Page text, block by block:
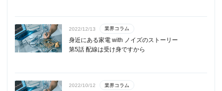
2022/12/13 業界コラム
身近にある家電 with ノイズのストーリー
第5話 配線は受け身ですから
2022/10/12 業界コラム